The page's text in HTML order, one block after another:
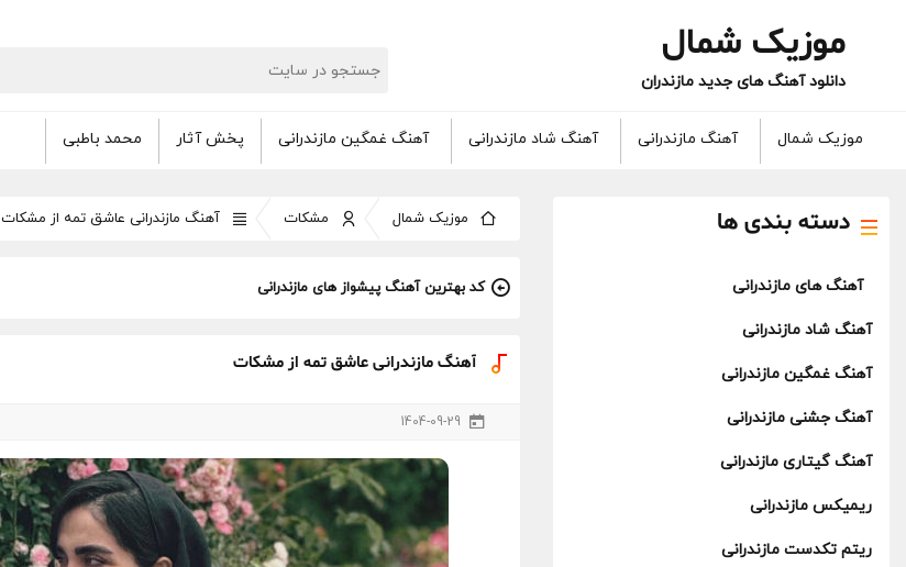
موزیک شمال
دانلود آهنگ های جدید مازندران
موزیک شمال آهنگ مازندرانی آهنگ شاد مازندرانی آهنگ غمگین مازندرانی پخش آثار محمد باطبی
دسته بندی ها
آهنگ های مازندرانی
آهنگ شاد مازندرانی
آهنگ غمگین مازندرانی
آهنگ جشنی مازندرانی
آهنگ گیتاری مازندرانی
ریمیکس مازندرانی
ریتم تکدست مازندرانی
موزیک شمال مشکات آهنگ مازندرانی عاشق تمه از مشکات
کد بهترین آهنگ پیشواز های مازندرانی
آهنگ مازندرانی عاشق تمه از مشکات
1404-09-29